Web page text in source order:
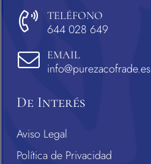
TELÉFONO
644 028 649
EMAIL
info@purezacofrade.es
De Interés
Aviso Legal
Política de Privacidad